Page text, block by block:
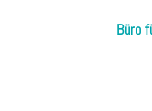
Büro